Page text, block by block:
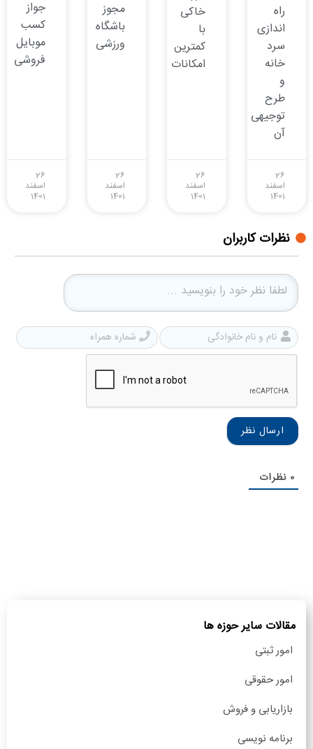
راه
اندازی
سرد
خانه
و
طرح
توجیهی
آن
26
اسفند
1401
خاکی
با
کمترین
امکانات
26
اسفند
1401
مجوز
باشگاه
ورزشی
26
اسفند
1401
جواز
کسب
موبایل
فروشی
26
اسفند
1401
نظرات کاربران
نام
و
نام
0 نظرات
مقالات سایر حوزه ها
امور ثبتی
امور حقوقی
بازاریابی و فروش
برنامه نویسی